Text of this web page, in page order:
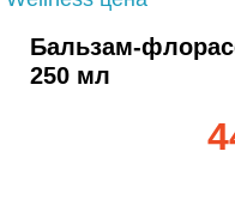
Бальзам-
250 мл